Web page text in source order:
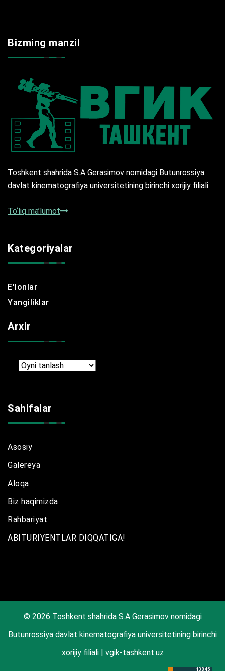
Bizming manzil
Toshkent shahrida S.A Gerasimov nomidagi Butunrossiya
davlat kinematografiya universitetining birinchi xorijiy filiali
To‘liq ma’lumot
Kategoriyalar
E'lonlar
Yangiliklar
Arxir
Arxir
Sahifalar
Asosiy
Galereya
Aloqa
Biz haqimizda
Rahbariyat
ABITURIYENTLAR DIQQATIGA!
© 2026 Toshkent shahrida S.A Gerasimov nomidagi
Butunrossiya davlat kinematografiya universitetining birinchi
xorijiy filiali | vgik-tashkent.uz